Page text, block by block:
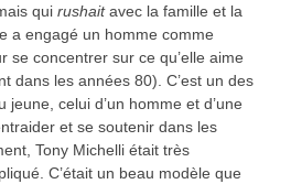
qui rushaitavec la famille et la
a engagé un homme comme
se concentrer sur ce qu’elle aime
dans les années 80). C’est un des
jeune, celui d’un homme et d’une
et se soutenir dans les
Tony Michelli était très
C’était un beau modèle que